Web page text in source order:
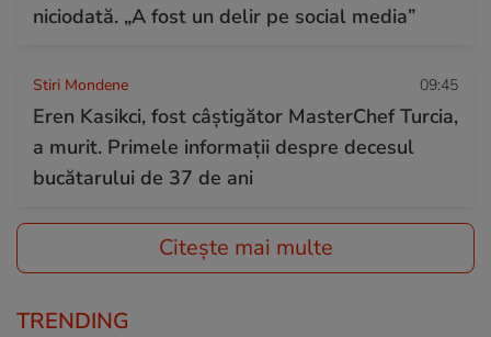
niciodată. „A fost un delir pe social media”
Stiri Mondene 09:45
Eren Kasikci, fost câștigător MasterChef Turcia,
a murit. Primele informații despre decesul
bucătarului de 37 de ani
Citește mai multe
TRENDING